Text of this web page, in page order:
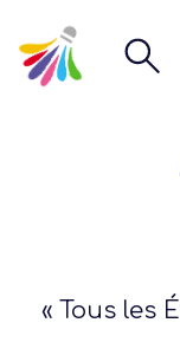
« Tous les